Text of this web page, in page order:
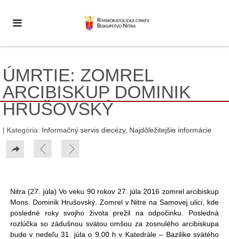
ÚMRTIE: ZOMREL
ARCIBISKUP DOMINIK
HRUŠOVSKÝ
| Kategória: Informačný servis diecézy, Najdôležitejšie informácie
Nitra (27. júla) Vo veku 90 rokov 27. júla 2016 zomrel arcibiskup
Mons. Dominik Hrušovský. Zomrel v Nitre na Samovej ulici, kde
posledné roky svojho života prežil na odpočinku. Posledná
rozlúčka so zádušnou svätou omšou za zosnulého arcibiskupa
bude v nedeľu 31. júla o 9.00 h v Katedrále – Bazilike svätého